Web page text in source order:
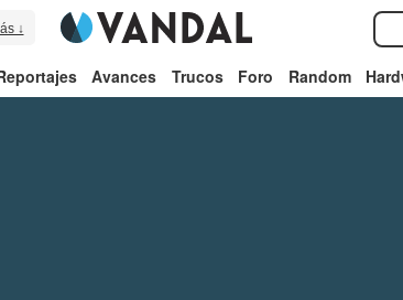
↓
Avances Trucos Foro Random